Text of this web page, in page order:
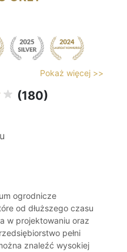
Pokaż więcej >>
(180)
ogrodnicze
od dłuższego czasu
w projektowaniu oraz
pełni
znaleźć wysokiej